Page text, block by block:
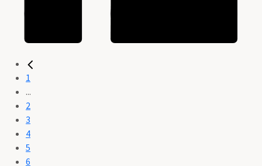
1
...
2
3
4
5
6